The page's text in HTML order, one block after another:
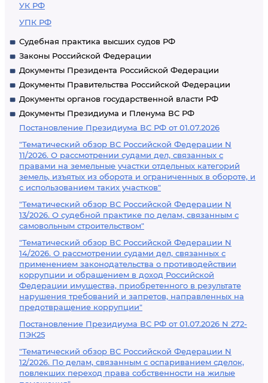
УК РФ
УПК РФ
Судебная практика высших судов РФ
Законы Российской Федерации
Документы Президента Российской Федерации
Документы Правительства Российской Федерации
Документы органов государственной власти РФ
Документы Президиума и Пленума ВС РФ
Постановление Президиума ВС РФ от 01.07.2026
"Тематический обзор ВС Российской Федерации N
11/2026. О рассмотрении судами дел, связанных с
правами на земельные участки отдельных категорий
земель, изъятых из оборота и ограниченных в обороте, и
с использованием таких участков"
"Тематический обзор ВС Российской Федерации N
13/2026. О судебной практике по делам, связанным с
самовольным строительством"
"Тематический обзор ВС Российской Федерации N
14/2026. О рассмотрении судами дел, связанных с
применением законодательства о противодействии
коррупции и обращением в доход Российской
Федерации имущества, приобретенного в результате
нарушения требований и запретов, направленных на
предотвращение коррупции"
Постановление Президиума ВС РФ от 01.07.2026 N 272-
ПЭК25
"Тематический обзор ВС Российской Федерации N
12/2026. По делам, связанным с оспариванием сделок,
повлекших переход права собственности на жилые